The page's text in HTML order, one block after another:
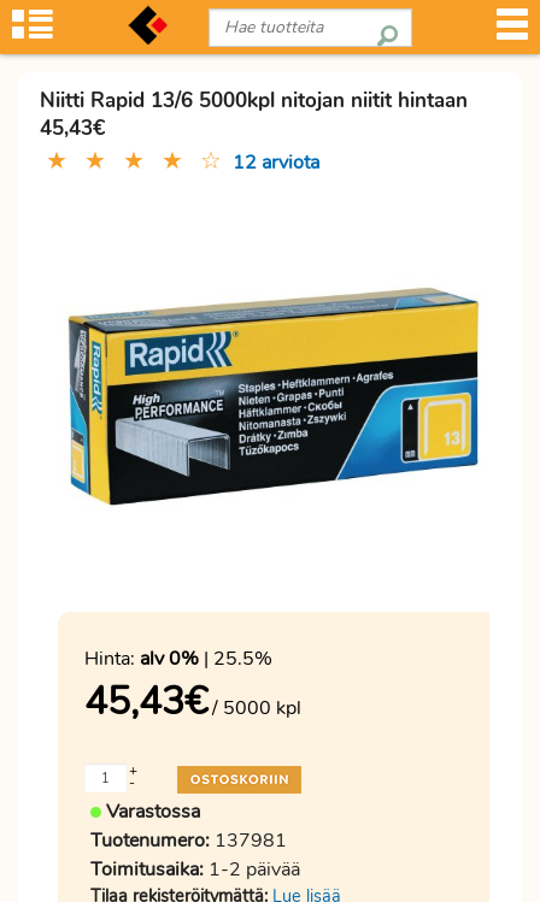
Niitti Rapid 13/6 5000kpl nitojan niitit hintaan
45,43€
★ ★ ★ ★ ☆ 12 arviota
Hinta: alv 0% | 25.5%
45,43€/ 5000 kpl
-
+
Varastossa
Tuotenumero: 137981
Toimitusaika: 1-2 päivää
Tilaa rekisteröitymättä: Lue lisää